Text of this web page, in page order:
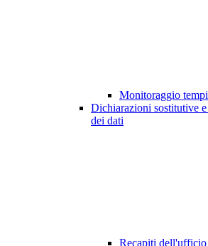
Monitoraggio
Dichiarazioni sostitutive
dei dati
Recapiti dell'ufficio